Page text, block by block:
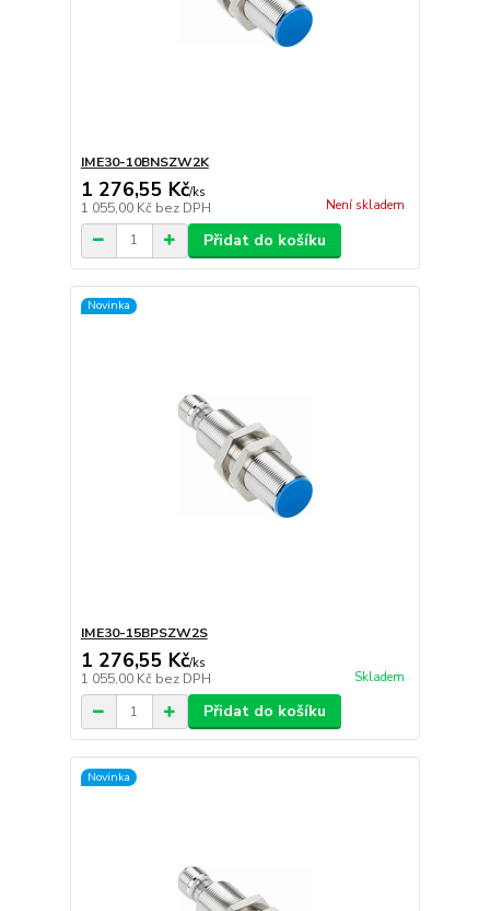
IME30-10BNSZW2K
1 276,55 Kč/ks
1 055,00 Kč bez DPH Není skladem
Přidat do košíku
Novinka
IME30-15BPSZW2S
1 276,55 Kč/ks
1 055,00 Kč bez DPH Skladem
Přidat do košíku
Novinka